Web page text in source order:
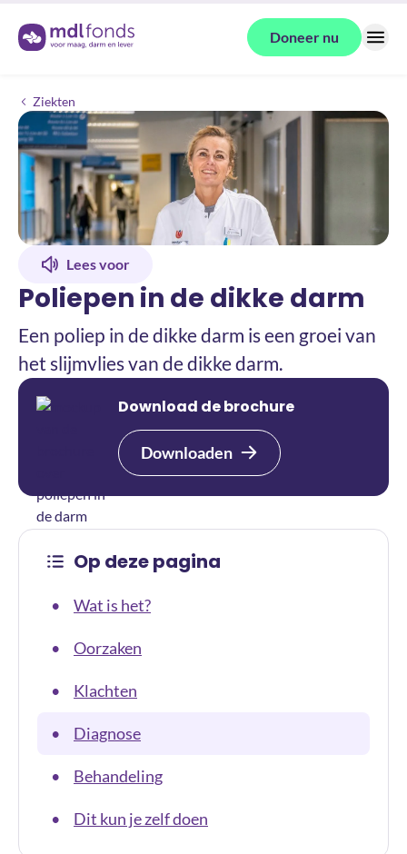
Terug naar de homepage Doneer nu
Ziekten
Poliepen in de dikke darm
Lees voor
Poliepen in de dikke darm
Een poliep in de dikke darm is een groei van
het slijmvlies van de dikke darm.
Download de brochure
Downloaden
Op deze pagina
• Wat is het?
• Oorzaken
• Klachten
• Diagnose
• Behandeling
• Dit kun je zelf doen